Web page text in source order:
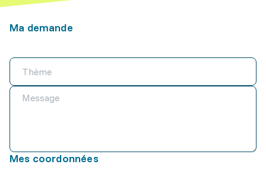
Ma demande
Mes coordonnées